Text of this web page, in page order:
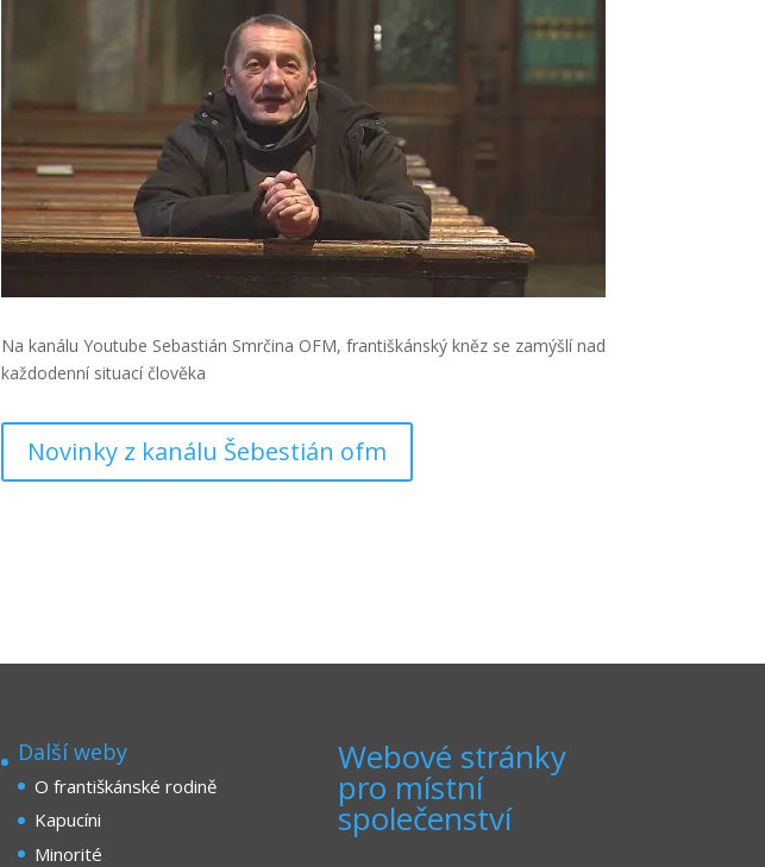
Na kanálu Youtube Sebastián Smrčina OFM, františkánský kněz se zamýšlí nad
každodenní situací člověka
Novinky z kanálu Šebestián ofm
Další weby
O františkánské rodině
Kapucíni
Minorité
Webové stránky
pro místní
společenství